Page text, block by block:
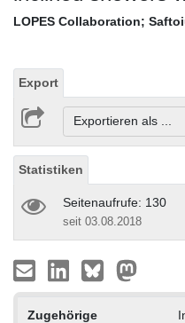
LOPES Collaboration;
Export
Exportieren als ...
Statistiken
Seitenaufrufe: 130
seit 03.08.2018
Zugehörige